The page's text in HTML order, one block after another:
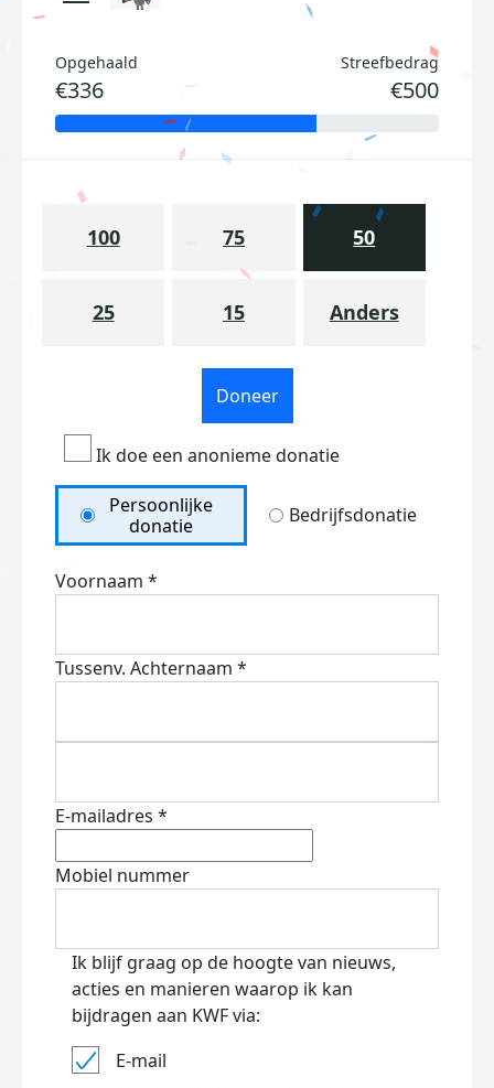
Opgehaald
€336
Streefbedrag
€500
100 75 50
25 15 Anders
Doneer
Ik doe een anonieme donatie
Persoonlijke
donatie
Bedrijfsdonatie
Voornaam *
Tussenv. Achternaam *
E-mailadres *
Mobiel nummer
Ik blijf graag op de hoogte van nieuws,
acties en manieren waarop ik kan
bijdragen aan KWF via:
E-mail